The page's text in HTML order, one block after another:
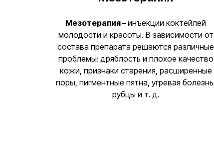
Мезотерапия –инъекции коктейлей
молодости и красоты. В зависимости от
состава препарата решаются различные
проблемы: дряблость и плохое качество
кожи, признаки старения, расширенные
поры, пигментные пятна, угревая болезнь,
рубцы и т. д.